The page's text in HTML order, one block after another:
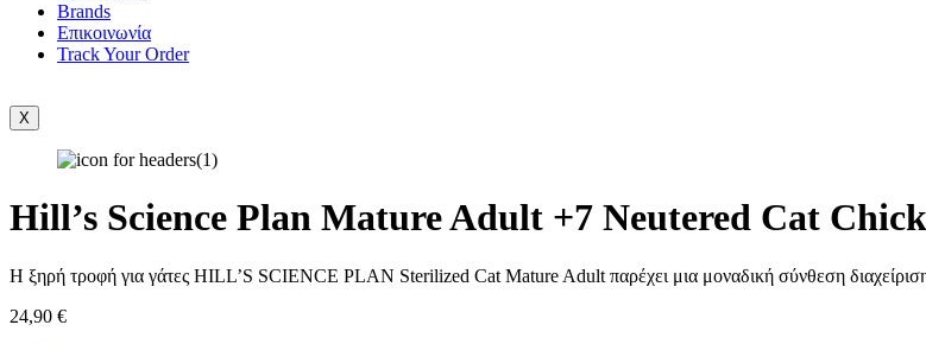
Brands
Επικοινωνία
Track Your Order
X
Hill’s Science Plan Mature Adult +7 Neutered Cat
Η ξηρή τροφή για γάτες HILL’S SCIENCE PLAN Sterilized Cat Mature Adult παρέχει μια μοναδική σύνθεση
24,90 €